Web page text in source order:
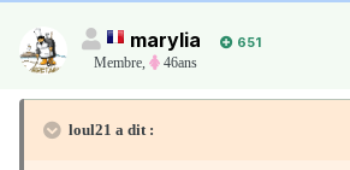
marylia
651
Membre, 46ans
loul21 a dit :